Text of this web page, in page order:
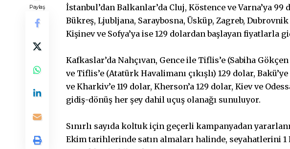
Paylaş
İstanbul’dan Balkanlar’da Cluj, Köstence ve Varna’ya 99
Bükreş, Ljubljana, Saraybosna, Üsküp, Zagreb, Dubrovnik
Kişinev ve Sofya’ya ise 129 dolardan başlayan fiyatlarla
Kafkaslar’da Nahçıvan, Gence ile Tiflis’e (Sabiha Gökçen
ve Tiflis’e (Atatürk Havalimanı çıkışlı) 129 dolar,
ve Kharkiv’e 119 dolar, Kherson’a 129 dolar, Kiev ve
gidiş-dönüş her şey dahil uçuş olanağı sunuluyor.
Sınırlı sayıda koltuk için geçerli kampanyadan
Ekim tarihlerinde satın almaları halinde, seyahatlerini 1